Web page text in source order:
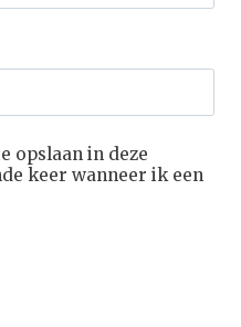
opslaan in deze
keer wanneer ik een